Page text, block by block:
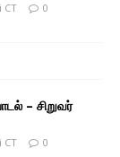
CT 0
– சிறுவர்
CT 0